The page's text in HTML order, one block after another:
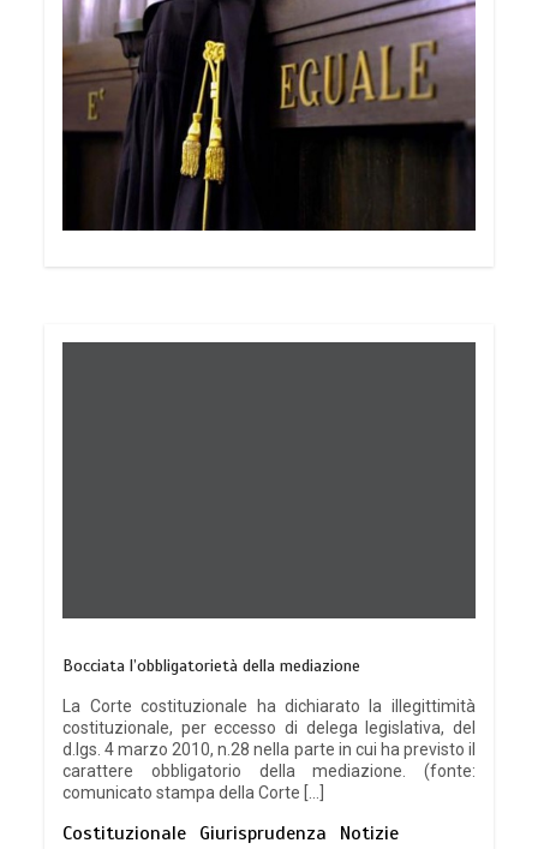
Bocciata l’obbligatorietà della mediazione
La Corte costituzionale ha dichiarato la illegittimità
costituzionale, per eccesso di delega legislativa, del
d.lgs. 4 marzo 2010, n.28 nella parte in cui ha previsto il
carattere obbligatorio della mediazione. (fonte:
comunicato stampa della Corte […]
Costituzionale Giurisprudenza Notizie